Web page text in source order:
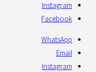
Instagram
Facebook
WhatsApp
Email
Instagram